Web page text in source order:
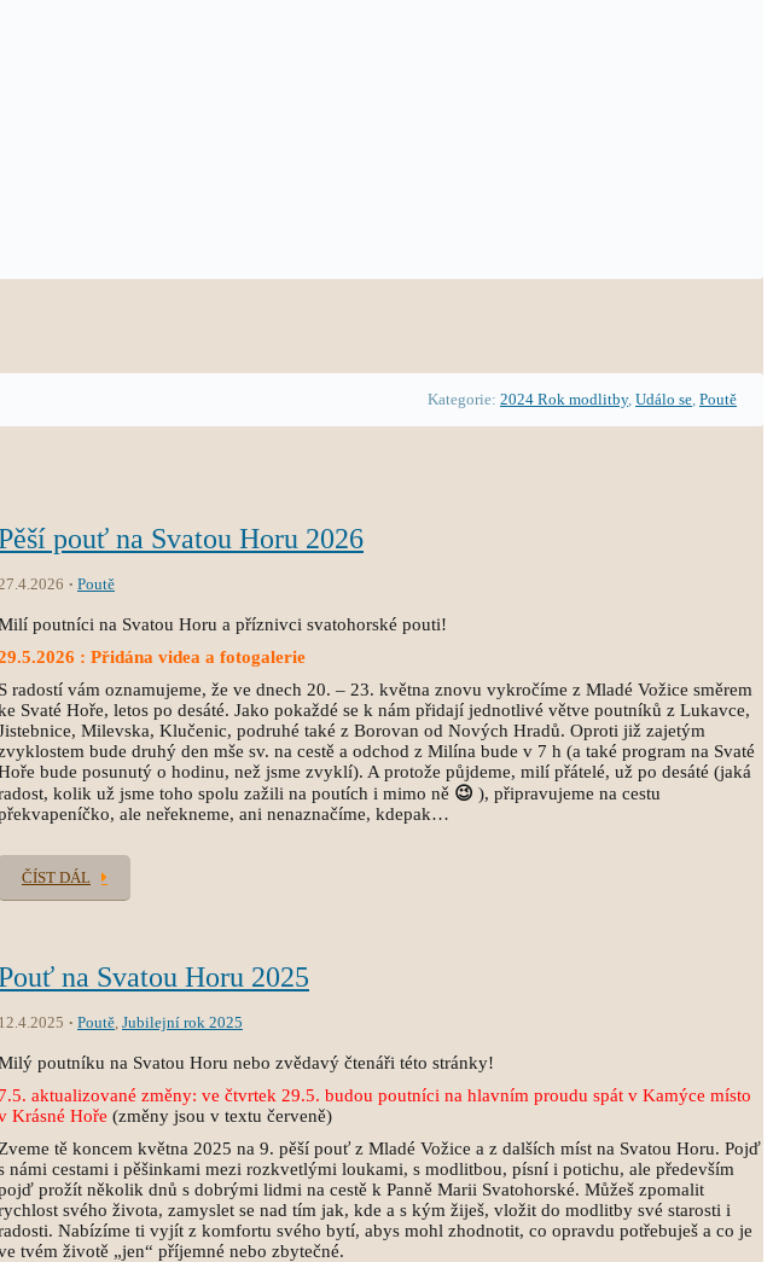
Kategorie: 2024 Rok modlitby, Událo se, Poutě
pouť na Svatou Horu 2026
Poutě
poutníci na Svatou Horu a příznivci svatohorské pouti!
: Přidána videa a fotogalerie
S radostí vám oznamujeme, že ve dnech 20. – 23. května znovu vykročíme z Mladé Vožice směrem
Svaté Hoře, letos po desáté. Jako pokaždé se k nám přidají jednotlivé větve poutníků z Lukavce,
Milevska, Klučenic, podruhé také z Borovan od Nových Hradů. Oproti již zajetým
bude druhý den mše sv. na cestě a odchod z Milína bude v 7 h (a také program na Svaté
bude posunutý o hodinu, než jsme zvyklí). A protože půjdeme, milí přátelé, už po desáté (jaká
kolik už jsme toho spolu zažili na poutích i mimo ně 😉 ), připravujeme na cestu
ale neřekneme, ani nenaznačíme, kdepak…
ČÍST DÁL
na Svatou Horu 2025
12.4.2025 Poutě, Jubilejní rok 2025
poutníku na Svatou Horu nebo zvědavý čtenáři této stránky!
7.5. aktualizované změny: ve čtvrtek 29.5. budou poutníci na hlavním proudu spát v Kamýce místo
Krásné Hoře (změny jsou v textu červeně)
Zveme tě koncem května 2025 na 9. pěší pouť z Mladé Vožice a z dalších míst na Svatou Horu. Pojď
námi cestami i pěšinkami mezi rozkvetlými loukami, s modlitbou, písní i potichu, ale především
prožít několik dnů s dobrými lidmi na cestě k Panně Marii Svatohorské. Můžeš zpomalit
svého života, zamyslet se nad tím jak, kde a s kým žiješ, vložit do modlitby své starosti i
Nabízíme ti vyjít z komfortu svého bytí, abys mohl zhodnotit, co opravdu potřebuješ a co je
tvém životě „jen“ příjemné nebo zbytečné.